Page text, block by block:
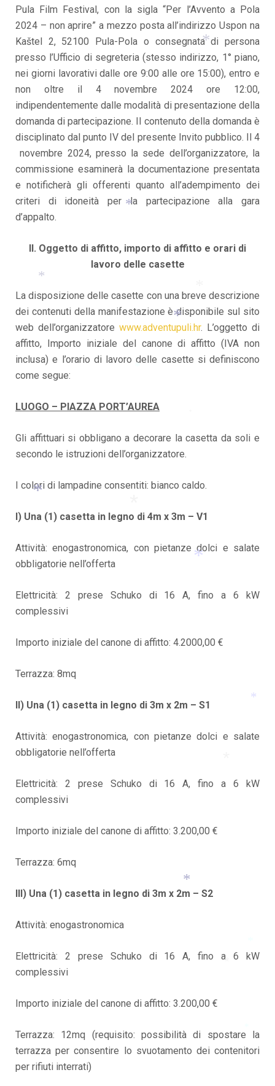
Pula Film Festival, con la sigla “Per l’Avvento a Pola
2024 – non aprire” a mezzo posta all’indirizzo Uspon na
Kaštel 2, 52100 Pula-Pola o consegnata di persona
presso l’Ufficio di segreteria (stesso indirizzo, 1° piano,
nei giorni lavorativi dalle ore 9:00 alle ore 15:00), entro e
non oltre il 4 novembre 2024 ore 12:00,
indipendentemente dalle modalità di presentazione della
domanda di partecipazione. Il contenuto della domanda è
disciplinato dal punto IV del presente Invito pubblico. Il 4
novembre 2024, presso la sede dell’organizzatore, la
commissione esaminerà la documentazione presentata
e notificherà gli offerenti quanto all’adempimento dei
criteri di idoneità per la partecipazione alla gara
d’appalto.
II. Oggetto di affitto, importo di affitto e orari di
lavoro delle casette
La disposizione delle casette con una breve descrizione
dei contenuti della manifestazione è disponibile sul sito
web dell’organizzatore www.adventupuli.hr. L’oggetto di
affitto, Importo iniziale del canone di affitto (IVA non
inclusa) e l’orario di lavoro delle casette si definiscono
come segue:
LUOGO – PIAZZA PORT’AUREA
Gli affittuari si obbligano a decorare la casetta da soli e
secondo le istruzioni dell’organizzatore.
I colori di lampadine consentiti: bianco caldo.
I) Una (1) casetta in legno di 4m x 3m – V1
Attività: enogastronomica, con pietanze dolci e salate
obbligatorie nell’offerta
Elettricità: 2 prese Schuko di 16 A, fino a 6 kW
complessivi
Importo iniziale del canone di affitto: 4.2000,00 €
Terrazza: 8mq
II) Una (1) casetta in legno di 3m x 2m – S1
Attività: enogastronomica, con pietanze dolci e salate
obbligatorie nell’offerta
Elettricità: 2 prese Schuko di 16 A, fino a 6 kW
complessivi
Importo iniziale del canone di affitto: 3.200,00 €
Terrazza: 6mq
III) Una (1) casetta in legno di 3m x 2m – S2
Attività: enogastronomica
Elettricità: 2 prese Schuko di 16 A, fino a 6 kW
complessivi
Importo iniziale del canone di affitto: 3.200,00 €
Terrazza: 12mq (requisito: possibilità di spostare la
terrazza per consentire lo svuotamento dei contenitori
per rifiuti interrati)
*
*
*
*
*
*
*
*
*